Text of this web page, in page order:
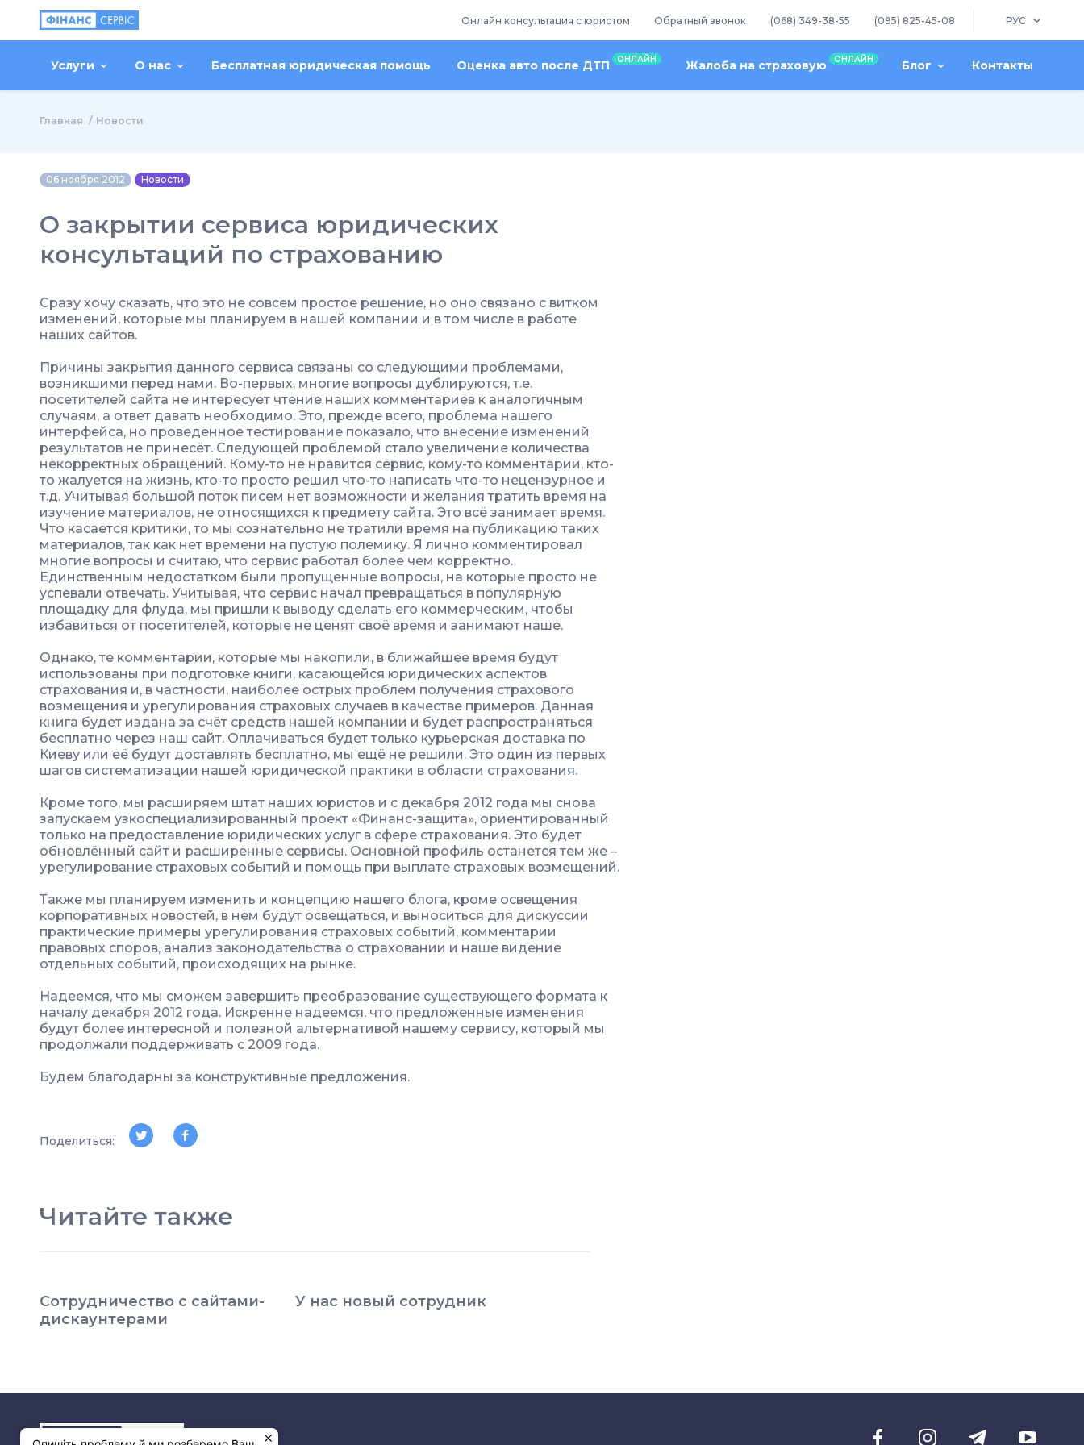
Онлайн консультация с юристом Обратный звонок (068) 349-38-55 (095) 825-45-08 РУС
Услуги О нас Бесплатная юридическая помощь Оценка авто после ДТП ОНЛАЙН Жалоба на страховую ОНЛАЙН Блог Контакты
Главная Новости
06 ноября 2012 Новости
О закрытии сервиса юридических
консультаций по страхованию
Сразу хочу сказать, что это не совсем простое решение, но оно связано с витком
изменений, которые мы планируем в нашей компании и в том числе в работе
наших сайтов.
Причины закрытия данного сервиса связаны со следующими проблемами,
возникшими перед нами. Во-первых, многие вопросы дублируются, т.е.
посетителей сайта не интересует чтение наших комментариев к аналогичным
случаям, а ответ давать необходимо. Это, прежде всего, проблема нашего
интерфейса, но проведённое тестирование показало, что внесение изменений
результатов не принесёт. Следующей проблемой стало увеличение количества
некорректных обращений. Кому-то не нравится сервис, кому-то комментарии, кто-
то жалуется на жизнь, кто-то просто решил что-то написать что-то нецензурное и
т.д. Учитывая большой поток писем нет возможности и желания тратить время на
изучение материалов, не относящихся к предмету сайта. Это всё занимает время.
Что касается критики, то мы сознательно не тратили время на публикацию таких
материалов, так как нет времени на пустую полемику. Я лично комментировал
многие вопросы и считаю, что сервис работал более чем корректно.
Единственным недостатком были пропущенные вопросы, на которые просто не
успевали отвечать. Учитывая, что сервис начал превращаться в популярную
площадку для флуда, мы пришли к выводу сделать его коммерческим, чтобы
избавиться от посетителей, которые не ценят своё время и занимают наше.
Однако, те комментарии, которые мы накопили, в ближайшее время будут
использованы при подготовке книги, касающейся юридических аспектов
страхования и, в частности, наиболее острых проблем получения страхового
возмещения и урегулирования страховых случаев в качестве примеров. Данная
книга будет издана за счёт средств нашей компании и будет распространяться
бесплатно через наш сайт. Оплачиваться будет только курьерская доставка по
Киеву или её будут доставлять бесплатно, мы ещё не решили. Это один из первых
шагов систематизации нашей юридической практики в области страхования.
Кроме того, мы расширяем штат наших юристов и с декабря 2012 года мы снова
запускаем узкоспециализированный проект «Финанс-защита», ориентированный
только на предоставление юридических услуг в сфере страхования. Это будет
обновлённый сайт и расширенные сервисы. Основной профиль останется тем же –
урегулирование страховых событий и помощь при выплате страховых возмещений.
Также мы планируем изменить и концепцию нашего блога, кроме освещения
корпоративных новостей, в нем будут освещаться, и выноситься для дискуссии
практические примеры урегулирования страховых событий, комментарии
правовых споров, анализ законодательства о страховании и наше видение
отдельных событий, происходящих на рынке.
Надеемся, что мы сможем завершить преобразование существующего формата к
началу декабря 2012 года. Искренне надеемся, что предложенные изменения
будут более интересной и полезной альтернативой нашему сервису, который мы
продолжали поддерживать с 2009 года.
Будем благодарны за конструктивные предложения.
Поделиться:
Читайте также
Сотрудничество с сайтами-
дискаунтерами
У нас новый сотрудник